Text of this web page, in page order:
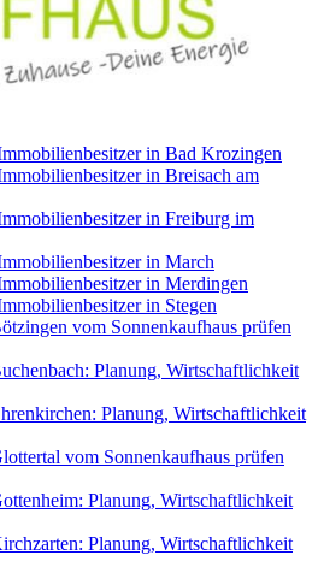
in Bad Krozingen
in Breisach am
in Freiburg im
in March
in Merdingen
in Stegen
vom Sonnenkaufhaus prüfen
Planung, Wirtschaftlichkeit
Planung, Wirtschaftlichkeit
vom Sonnenkaufhaus prüfen
Planung, Wirtschaftlichkeit
Planung, Wirtschaftlichkeit